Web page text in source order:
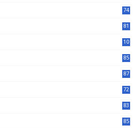
74
81
10
85
87
72
83
85